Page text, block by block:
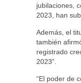
jubilaciones,
2023, han
Además, el
también
registrado
2023”.
“El poder de